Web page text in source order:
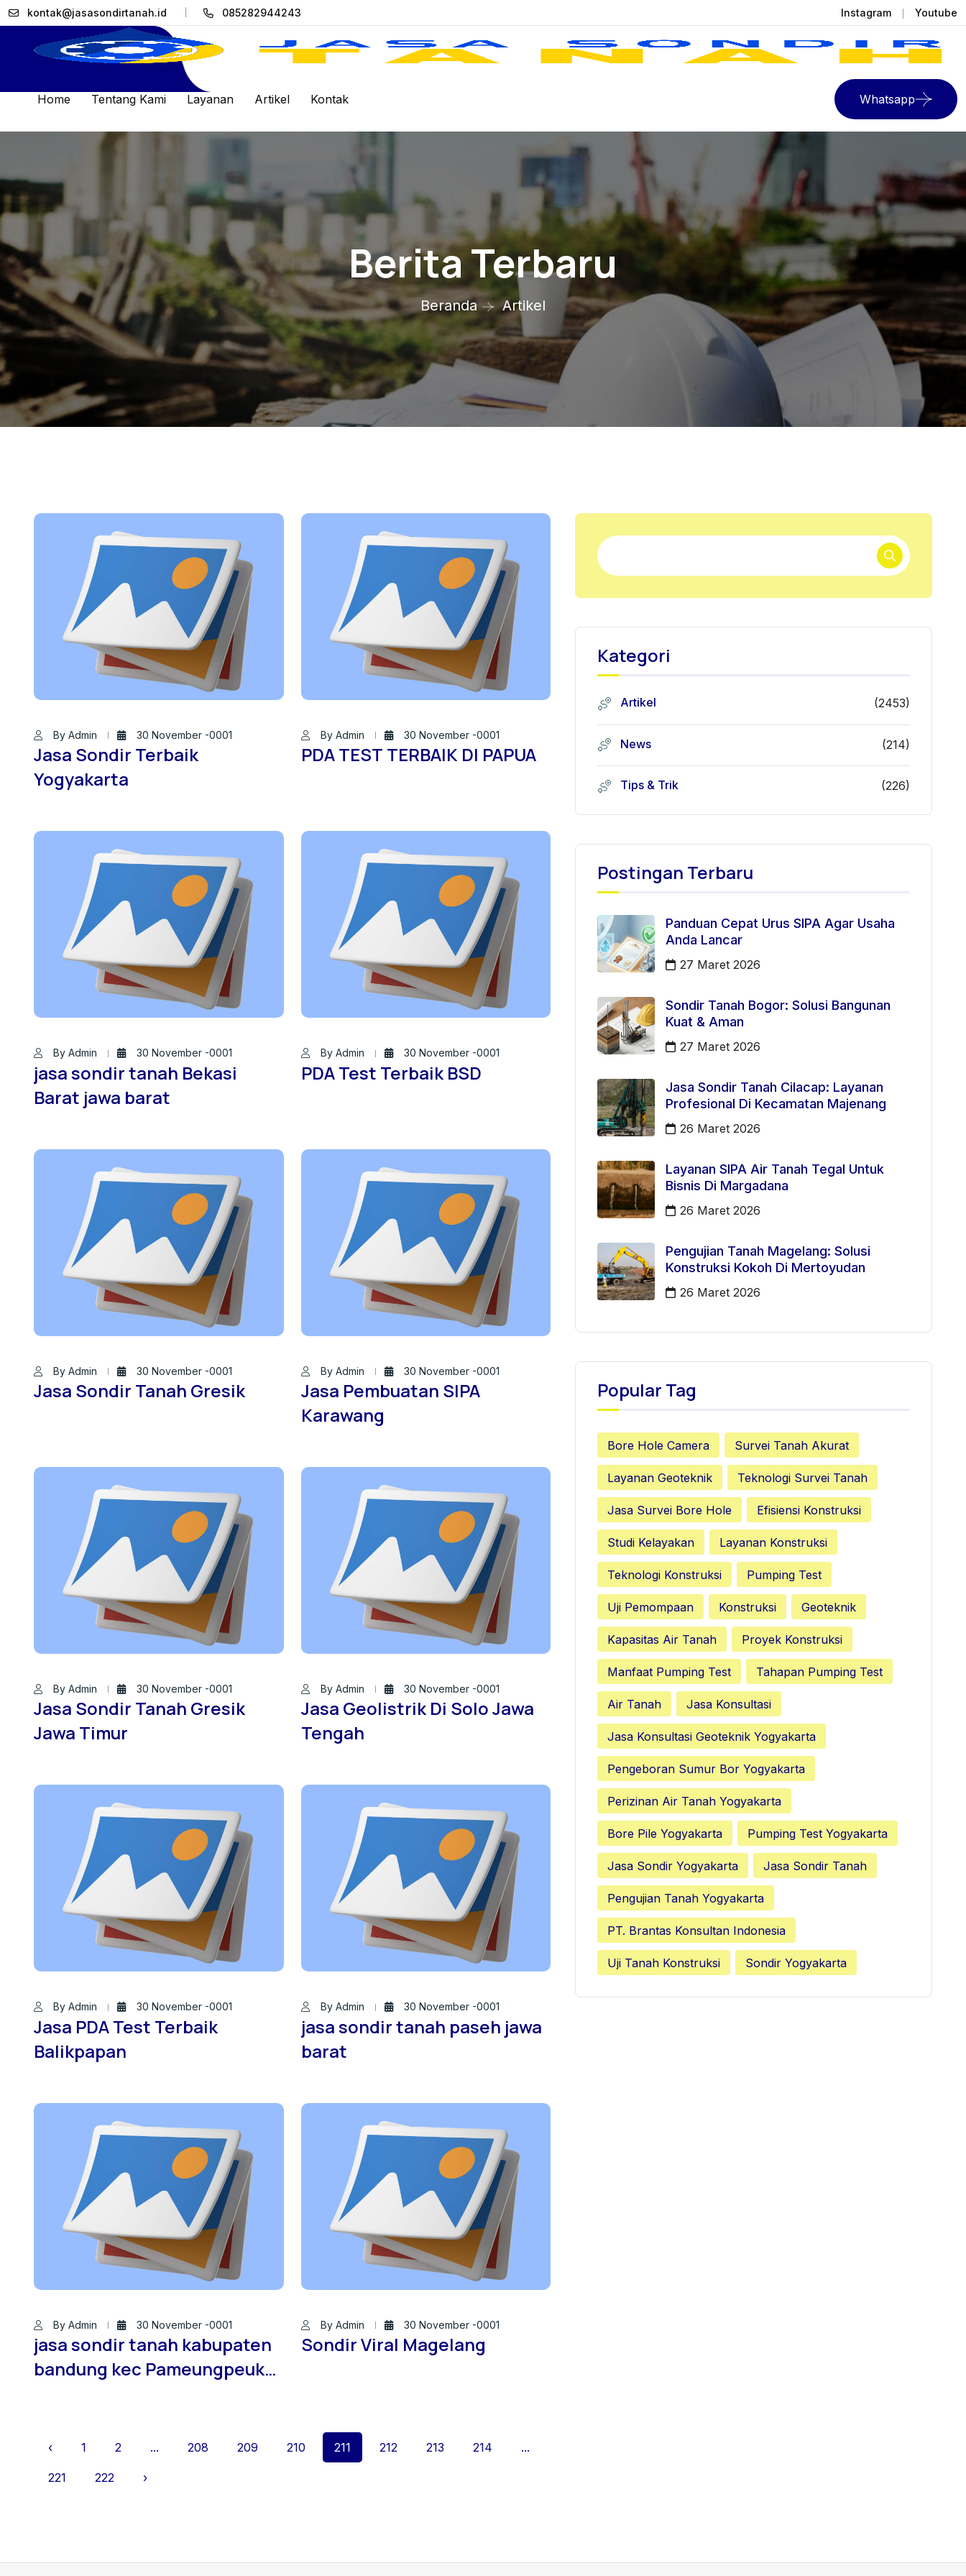
kontak@jasasondirtanah.id 085282944243 Instagram Youtube
Home Tentang Kami Layanan Artikel Kontak Whatsapp
Berita Terbaru
Beranda Artikel
By Admin 30 November -0001
Jasa Sondir Terbaik
Yogyakarta
By Admin 30 November -0001
PDA TEST TERBAIK DI PAPUA
By Admin 30 November -0001
jasa sondir tanah Bekasi
Barat jawa barat
By Admin 30 November -0001
PDA Test Terbaik BSD
By Admin 30 November -0001
Jasa Sondir Tanah Gresik
By Admin 30 November -0001
Jasa Pembuatan SIPA
Karawang
By Admin 30 November -0001
Jasa Sondir Tanah Gresik
Jawa Timur
By Admin 30 November -0001
Jasa Geolistrik Di Solo Jawa
Tengah
By Admin 30 November -0001
Jasa PDA Test Terbaik
Balikpapan
By Admin 30 November -0001
jasa sondir tanah paseh jawa
barat
By Admin 30 November -0001
jasa sondir tanah kabupaten
bandung kec Pameungpeuk
By Admin 30 November -0001
Sondir Viral Magelang
‹ 1 2 ... 208 209 210 211 212 213 214 ...
221 222 ›
Kategori
Artikel (2453)
News (214)
Tips & Trik (226)
Postingan Terbaru
Panduan Cepat Urus SIPA Agar Usaha
Anda Lancar
27 Maret 2026
Sondir Tanah Bogor: Solusi Bangunan
Kuat & Aman
27 Maret 2026
Jasa Sondir Tanah Cilacap: Layanan
Profesional Di Kecamatan Majenang
26 Maret 2026
Layanan SIPA Air Tanah Tegal Untuk
Bisnis Di Margadana
26 Maret 2026
Pengujian Tanah Magelang: Solusi
Konstruksi Kokoh Di Mertoyudan
26 Maret 2026
Popular Tag
Bore Hole Camera Survei Tanah Akurat
Layanan Geoteknik Teknologi Survei Tanah
Jasa Survei Bore Hole Efisiensi Konstruksi
Studi Kelayakan Layanan Konstruksi
Teknologi Konstruksi Pumping Test
Uji Pemompaan Konstruksi Geoteknik
Kapasitas Air Tanah Proyek Konstruksi
Manfaat Pumping Test Tahapan Pumping Test
Air Tanah Jasa Konsultasi
Jasa Konsultasi Geoteknik Yogyakarta
Pengeboran Sumur Bor Yogyakarta
Perizinan Air Tanah Yogyakarta
Bore Pile Yogyakarta Pumping Test Yogyakarta
Jasa Sondir Yogyakarta Jasa Sondir Tanah
Pengujian Tanah Yogyakarta
PT. Brantas Konsultan Indonesia
Uji Tanah Konstruksi Sondir Yogyakarta